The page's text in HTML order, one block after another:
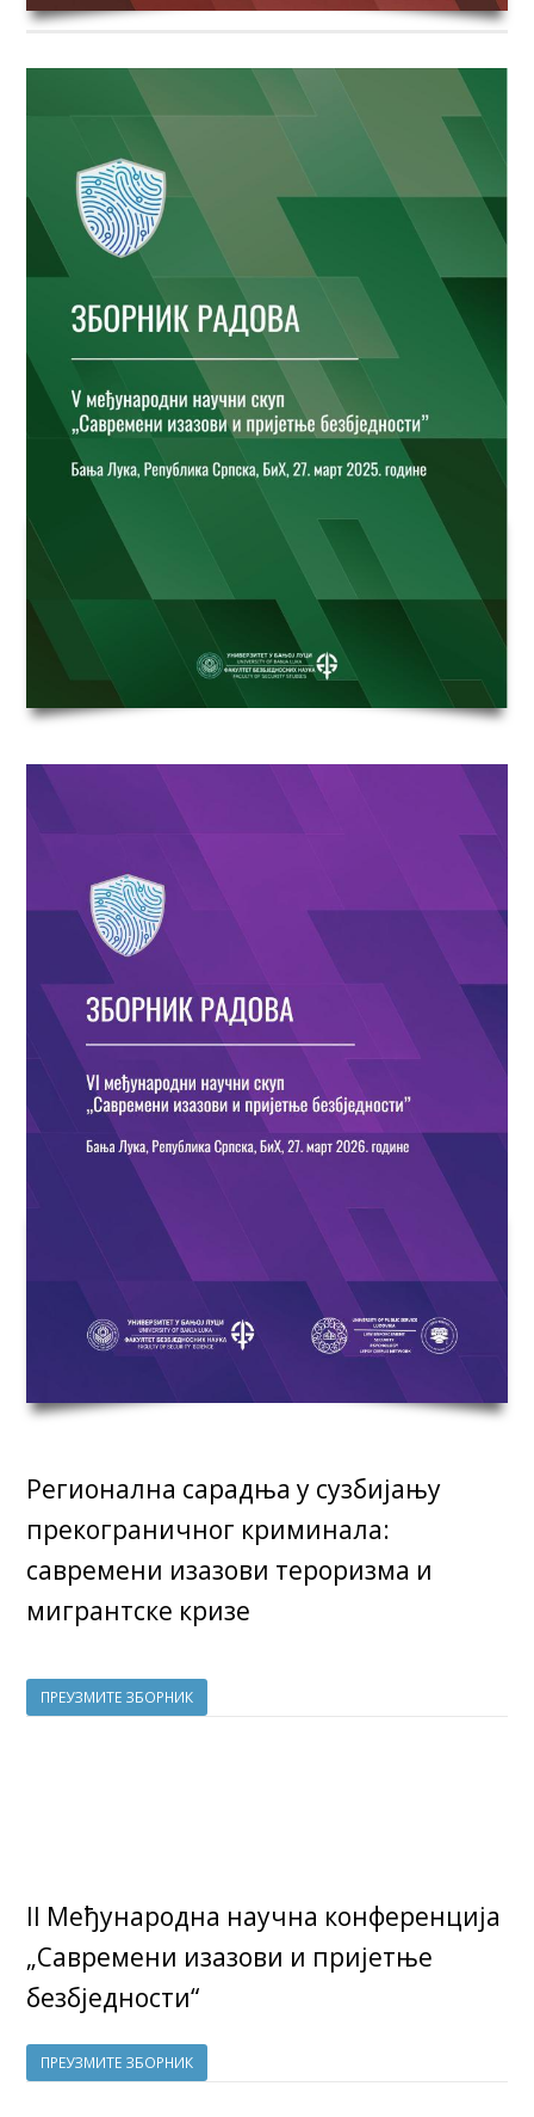
Регионална сарадња у сузбијању
прекограничног криминала:
савремени изазови тероризма и
мигрантске кризе
ПРЕУЗМИТЕ ЗБОРНИК
II Међународна научна конференција
„Савремени изазови и пријетње
безбједности“
ПРЕУЗМИТЕ ЗБОРНИК